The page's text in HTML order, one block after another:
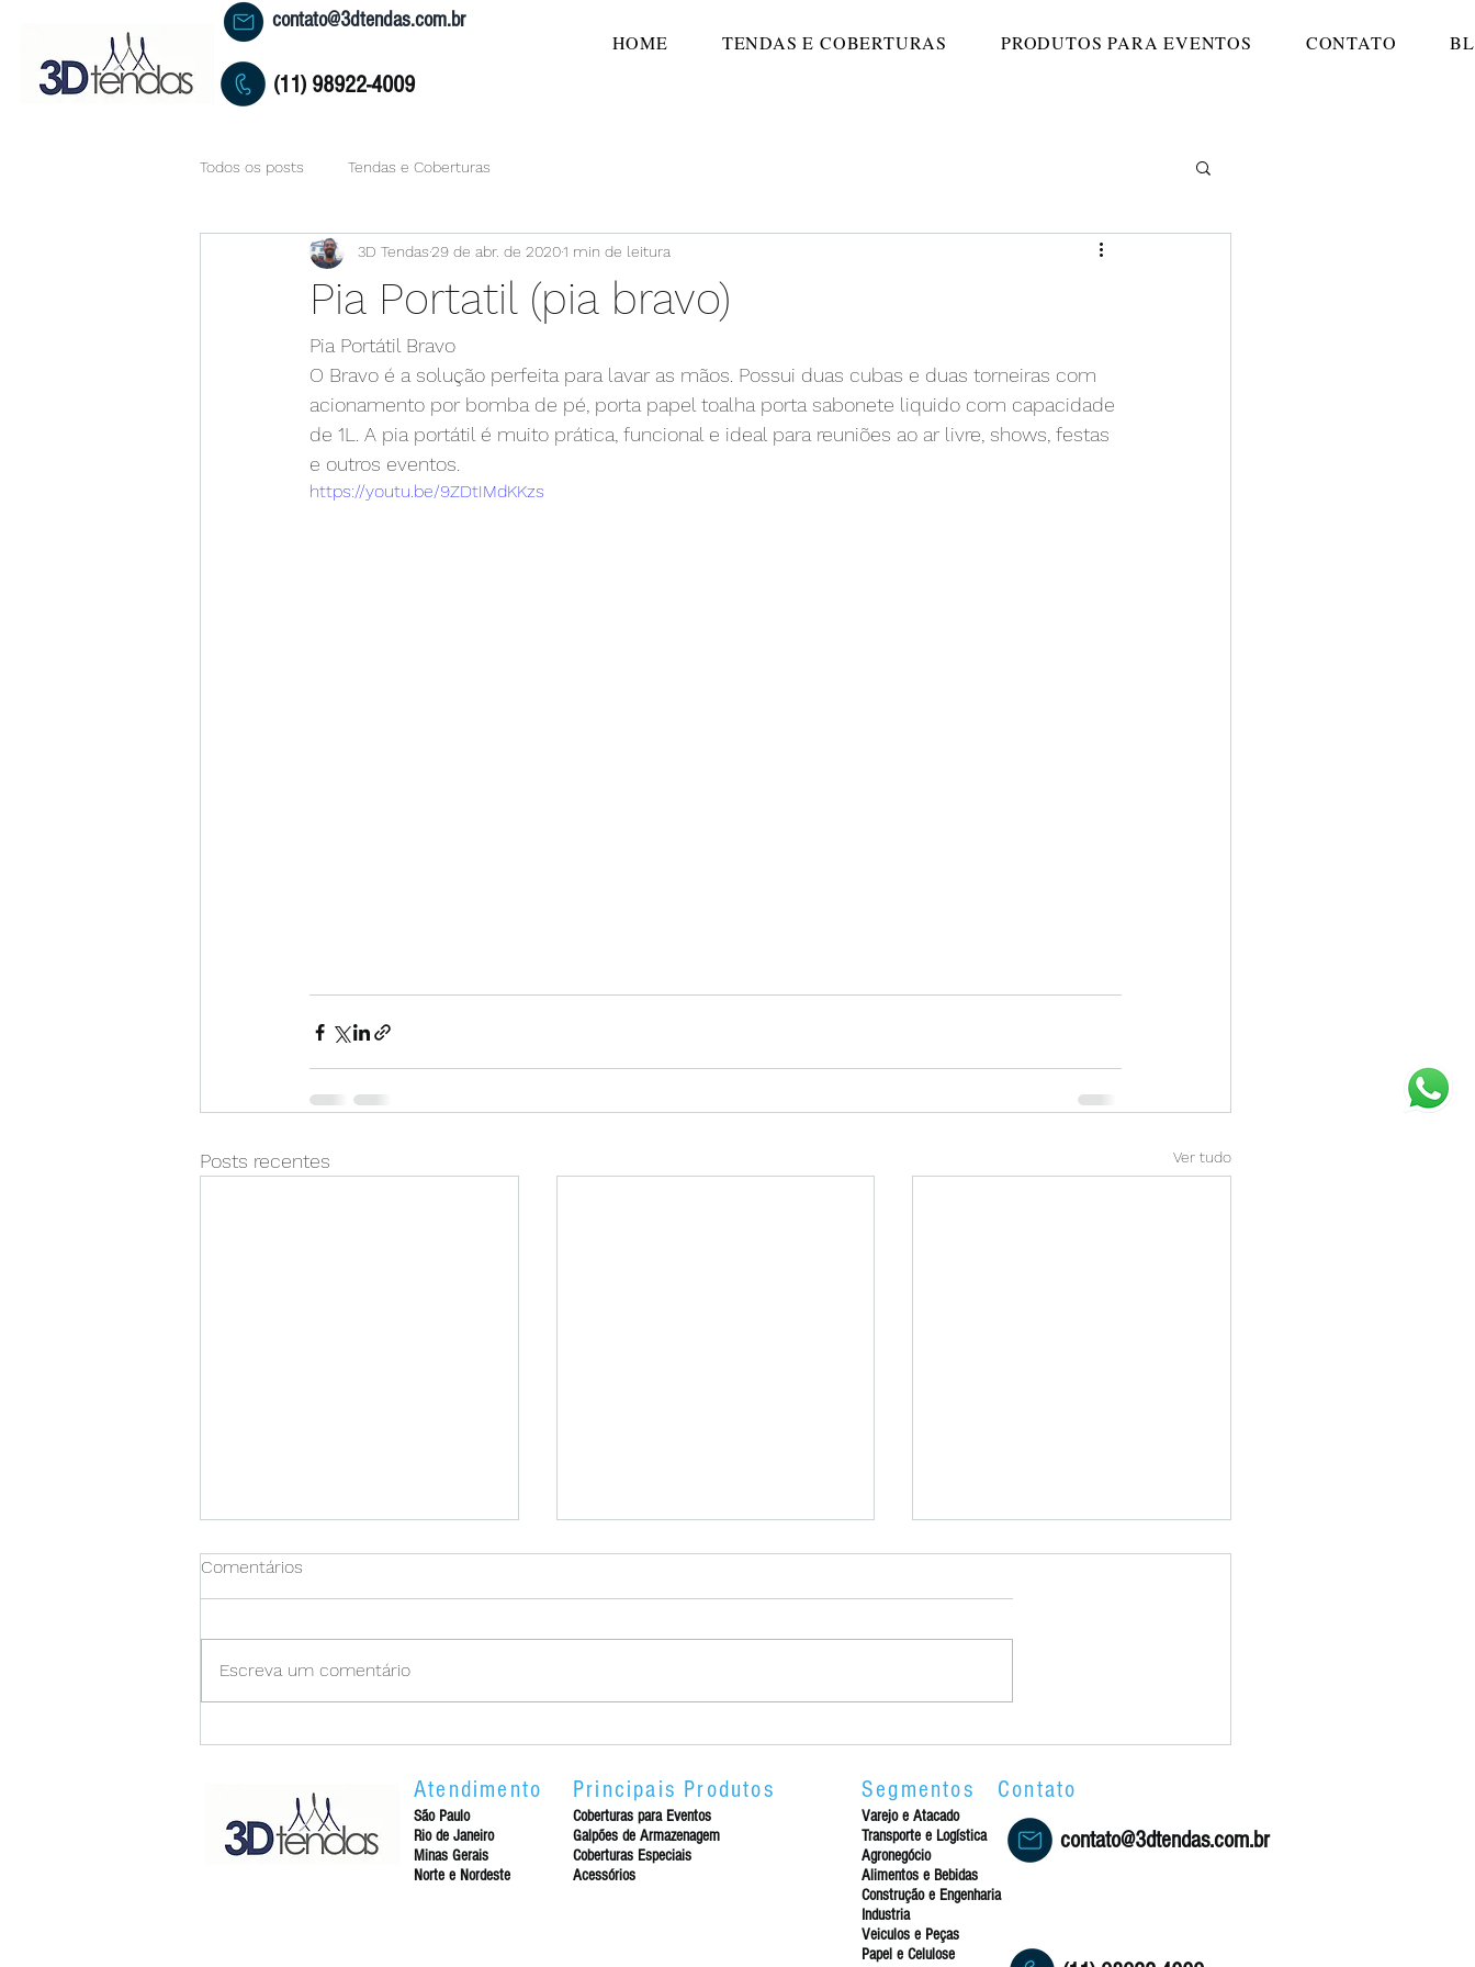
contato@3dtendas.com.br
(11) 98922-4009
HOME TENDAS E COBERTURAS PRODUTOS PARA EVENTOS CONTATO
Todos os posts Tendas e Coberturas
Pia Portatil (pia bravo)
3D Tendas29 de abr. de 20201 min de leitura
Pia Portátil Bravo
O Bravo é a solução perfeita para lavar as mãos. Possui duas cubas e duas torneiras com
acionamento por bomba de pé, porta papel toalha porta sabonete liquido com capacidade
de 1L. A pia portátil é muito prática, funcional e ideal para reuniões ao ar livre, shows, festas
e outros eventos.
https://youtu.be/9ZDtIMdKKzs
Posts recentes Ver tudo
Estruturas para Eventos
Tenda Chapéu de Bruxa
Comentários
Escreva um comentário
Atendimento Principais Produtos Segmentos Contato
São Paulo
Rio de Janeiro
Minas Gerais
Norte e Nordeste
Coberturas para Eventos
Galpões de Armazenagem
Coberturas Especiais
Acessórios
Varejo e Atacado
Transporte e Logística
Agronegócio
Alimentos e Bebidas
Construção e Engenharia
Industria
Veiculos e Peças
Papel e Celulose
contato@3dtendas.com.br